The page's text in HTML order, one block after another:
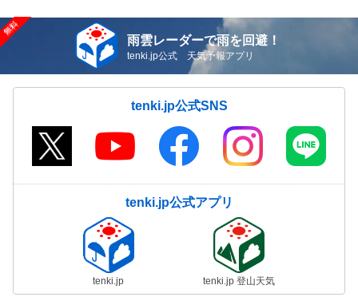
雨雲レーダーで雨を回避！
tenki.jp公式 天気予報アプリ
tenki.jp公式SNS
tenki.jp公式アプリ
tenki.jp tenki.jp 登山天気